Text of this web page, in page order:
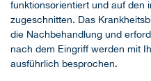
funktionsorientiert und auf den
zugeschnitten. Das
die Nachbehandlung und
nach dem Eingriff werden mit
ausführlich besprochen.